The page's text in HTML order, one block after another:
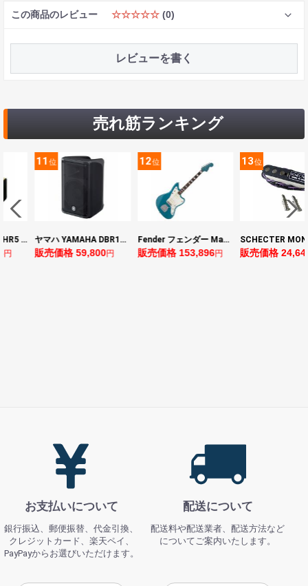
この商品のレビュー ☆☆☆☆☆ (0)
レビューを書く
売れ筋ランキング
ヤマハ YAMAHA THR5 コンパクトギターアンプ 小型アンプ
円
11位
ヤマハ YAMAHA DBR10 パワードスピーカー
販売価格 59,800円
12位
Fender フェンダー Made in Japan Traditional Late 60s Jazzmaster RW Ocean Turquoise Metallic エレキギター
販売価格 153,896円
13位
販売価格
お支払いについて
銀行振込、郵便振替、代金引換、
クレジットカード、楽天ペイ、
PayPayからお選びいただけます。
配送について
配送料や配送業者、配送方法など
についてご案内いたします。